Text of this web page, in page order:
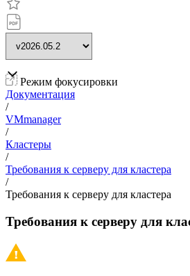
Режим фокусировки
Документация
/
VMmanager
/
Кластеры
/
Требования к серверу для кластера
/
Требования к серверу для кластера
Требования к серверу для